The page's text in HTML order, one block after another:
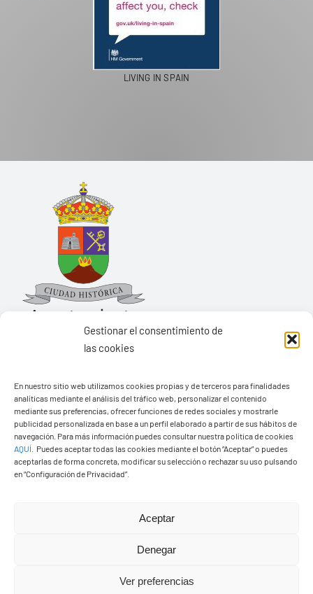
Gestionar el consentimiento de
las cookies
En nuestro sitio web utilizamos cookies propias y de terceros para finalidades
analíticas mediante el análisis del tráfico web, personalizar el contenido
mediante sus preferencias, ofrecer funciones de redes sociales y mostrarle
publicidad personalizada en base a un perfil elaborado a partir de sus hábitos de
navegación. Para más información puedes consultar nuestra política de cookies
AQUÍ
Puedes aceptar todas las cookies mediante el botón “Aceptar” o puedes
aceptarlas de forma concreta, modificar su selección o rechazar su uso pulsando
en “Configuración de Privacidad”.
Aceptar
Denegar
Ver preferencias
PASEOS EN CAMELLO
Pza. de Los Remedios, 1
35570 – Yaiza
Tel:928 83 62 20
© Copyright2026 Ayuntamiento de Yaiza - Todos los